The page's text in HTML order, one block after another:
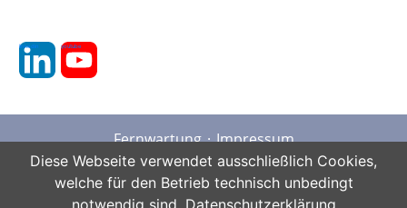
linkedin youtube
Fernwartung
Impressum
Datenschutz
AGB Sitemap
Diese Webseite verwendet ausschließlich Cookies,
welche für den Betrieb technisch unbedingt